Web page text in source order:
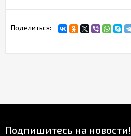
Поделиться:
Подпишитесь на новости!